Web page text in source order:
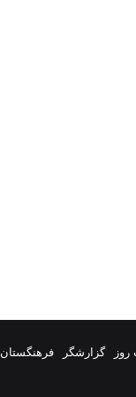
گزارشگر فرهنگستان